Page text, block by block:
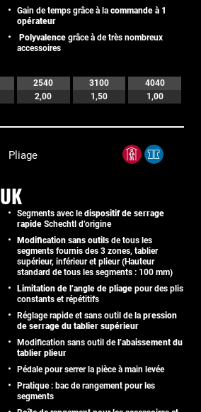
Gain de temps grâce à la commande à 1
opérateur
Polyvalence grâce à de très nombreux
accessoires
2540 3100
4040
2,00 1,50 1,00
Pliage
UK
Segments avec ledispositif de serrage
rapide Schechtl d’origine
Modification sans outils de tous les
segments fournis des 3 zones, tablier
supérieur, inférieur et plieur (Hauteur
standard de tous les segments : 100 mm)
Limitation de l’angle de pliage pour des plis
constants et répétitifs
Réglage rapide et sans outil de la pression
de serrage du tablier supérieur
Modification sans outil del’abaissement du
tablier plieur
Pédale pour serrer la pièce à main levée
Pratique : bac de rangement pour les
segments